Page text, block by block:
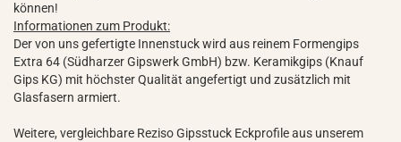
können!
Informationen zum Produkt:
Der von uns gefertigte Innenstuck wird aus reinem Formengips
Extra 64 (Südharzer Gipswerk GmbH) bzw. Keramikgips (Knauf
Gips KG) mit höchster Qualität angefertigt und zusätzlich mit
Glasfasern armiert.
Weitere, vergleichbare Reziso Gipsstuck Eckprofile aus unserem